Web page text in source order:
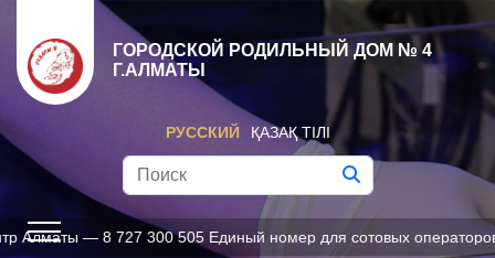
ГОРОДСКОЙ РОДИЛЬНЫЙ ДОМ № 4
Г.АЛМАТЫ
РУССКИЙ ҚАЗАҚ ТІЛІ
— 8 727 300 505 Единый номер для сотовых операторов — 1312